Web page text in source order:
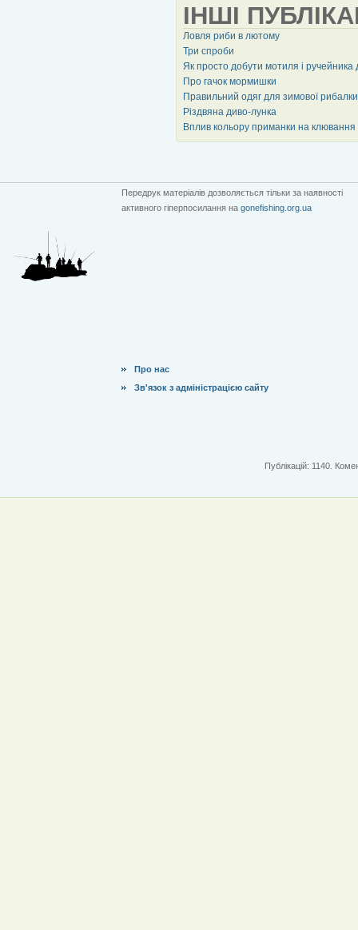
ІНШІ
Ловля риби в лютому
Три спроби
Як просто добути мотиля і ручейника
Про гачок мормишки
Правильний одяг для зимової рибалки
Різдвяна диво-лунка
Вплив кольору приманки на
Передрук матеріалів дозволяється тільки за наявності
активного гіперпосилання на gonefishing.org.ua
Про нас
Зв'язок з адміністрацією сайту
Публікацій: 1140.